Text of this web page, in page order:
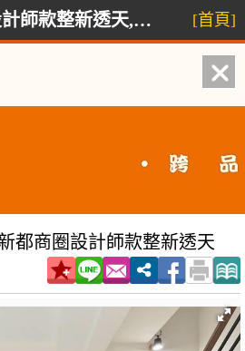
都商圈設計師款整新透天
南區新都商圈設計師款整新透天,南區新都路 [首頁]